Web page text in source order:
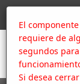
El componente
requiere de
segundos
Si desea